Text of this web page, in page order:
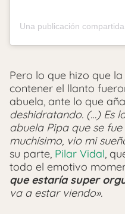
Pero lo que hizo que
contener el llanto
abuela, ante lo que
deshidratando. (…) Es
abuela Pipa que se
muchísimo, vio mi
su parte, Pilar Vidal,
todo el emotivo
que estaría super
va a estar viendo».